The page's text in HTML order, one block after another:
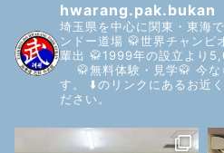
hwarang.pak.bukan
埼玉県を中心に関東・東海
ンドー道場 🥋世界チャンピ
輩出 🥋1999年の設立より
🥋無料体験・見学🥋 今な
す。
⬇️のリンクにあるお近
ださい。